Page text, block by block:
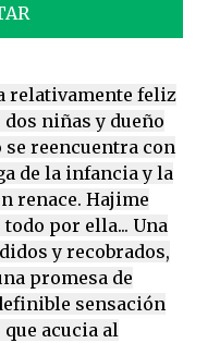
relativamente feliz
dos niñas y dueño
se reencuentra con
de la infancia y la
renace. Hajime
por ella... Una
y recobrados,
promesa de
sensación
acucia al